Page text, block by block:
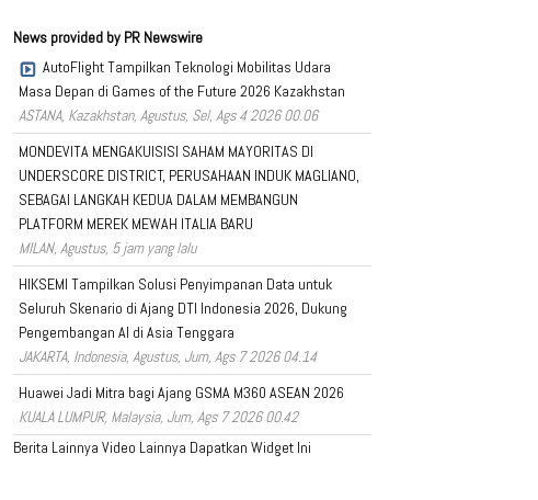
News provided by PR Newswire
AutoFlight Tampilkan Teknologi Mobilitas Udara
Masa Depan di Games of the Future 2026 Kazakhstan
ASTANA, Kazakhstan, Agustus, Sel, Ags 4 2026 00.06
MONDEVITA MENGAKUISISI SAHAM MAYORITAS DI
UNDERSCORE DISTRICT, PERUSAHAAN INDUK MAGLIANO,
SEBAGAI LANGKAH KEDUA DALAM MEMBANGUN
PLATFORM MEREK MEWAH ITALIA BARU
MILAN, Agustus, 5 jam yang lalu
HIKSEMI Tampilkan Solusi Penyimpanan Data untuk
Seluruh Skenario di Ajang DTI Indonesia 2026, Dukung
Pengembangan AI di Asia Tenggara
JAKARTA, Indonesia, Agustus, Jum, Ags 7 2026 04.14
Huawei Jadi Mitra bagi Ajang GSMA M360 ASEAN 2026
KUALA LUMPUR, Malaysia, Jum, Ags 7 2026 00.42
Berita Lainnya Video Lainnya Dapatkan Widget Ini